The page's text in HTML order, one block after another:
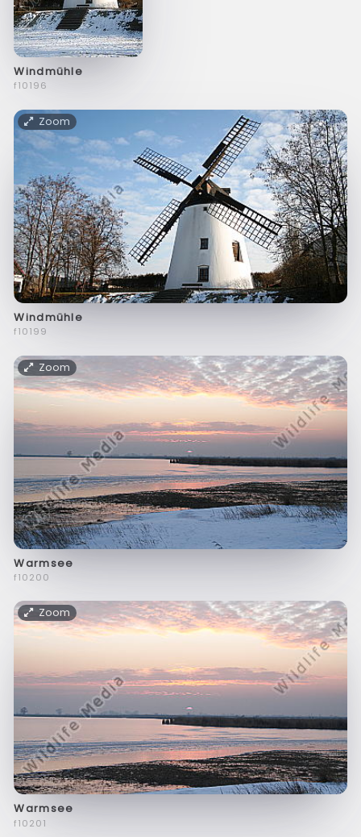
Windmühle
f10196
Zoom
Windmühle
f10199
Zoom
Warmsee
f10200
Zoom
Warmsee
f10201